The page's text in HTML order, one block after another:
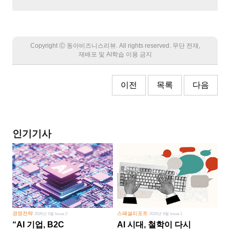
Copyright Ⓒ 동아비즈니스리뷰. All rights reserved. 무단 전재,
재배포 및 AI학습 이용 금지
이전 목록 다음
인기기사
경영전략 2026년 5월 Issue 2
“AI 기업, B2C
스페셜리포트 2026년 8월 Issue 1
AI 시대, 철학이 다시